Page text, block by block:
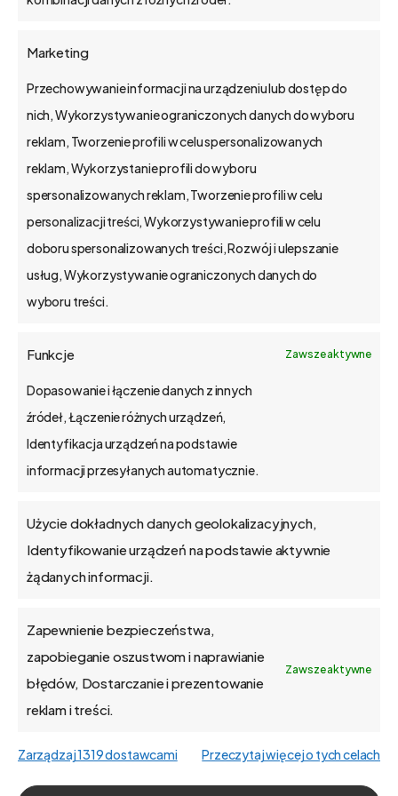
Marketing
Przechowywanie informacji na urządzeniu lub dostęp do
nich, Wykorzystywanie ograniczonych danych do wyboru
reklam, Tworzenie profili w celu spersonalizowanych
reklam, Wykorzystanie profili do wyboru
spersonalizowanych reklam, Tworzenie profili w celu
personalizacji treści, Wykorzystywanie profili w celu
doboru spersonalizowanych treści, Rozwój i ulepszanie
usług, Wykorzystywanie ograniczonych danych do
wyboru treści.
Funkcje Zawsze aktywne
Dopasowanie i łączenie danych z innych
źródeł, Łączenie różnych urządzeń,
Identyfikacja urządzeń na podstawie
informacji przesyłanych automatycznie.
Użycie dokładnych danych geolokalizacyjnych,
Identyfikowanie urządzeń na podstawie aktywnie
żądanych informacji.
Zapewnienie bezpieczeństwa,
zapobieganie oszustwom i naprawianie
błędów, Dostarczanie i prezentowanie
reklam i treści.
Zawsze aktywne
Zarządzaj 1319 dostawcami Przeczytaj więcej o tych celach
parametrów dodatkowych.
Po powrocie do strony typu zestawienie
widzimy już właśnie dodaną opcję.
Pozostałe odcinki:
1/15
Zobacz nasz kanał na YouTube
Wróć do poprzedniej strony
programpodpotrzeby
klientów.Wszystkodzięki